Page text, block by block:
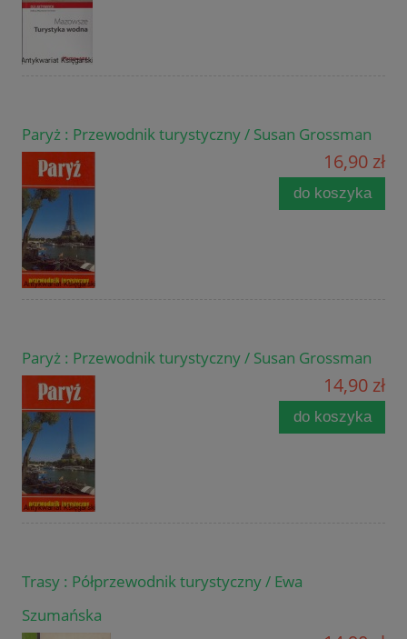
Paryż : Przewodnik turystyczny / Susan Grossman
16,90 zł
do koszyka
Paryż : Przewodnik turystyczny / Susan Grossman
14,90 zł
do koszyka
Trasy : Półprzewodnik turystyczny / Ewa
Szumańska